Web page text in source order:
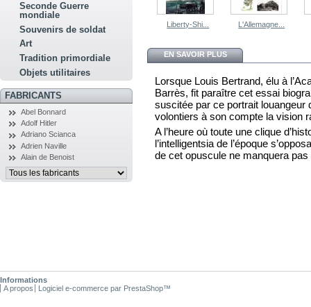
Seconde Guerre
mondiale
Souvenirs de soldat
Art
Tradition primordiale
Objets utilitaires
FABRICANTS
Abel Bonnard
Adolf Hitler
Adriano Scianca
Adrien Naville
Alain de Benoist
Liberty-Shi... L'Allemagne...
EN SAVOIR PLUS
Lorsque Louis Bertrand, élu à
Barrès, fit paraître cet essai
suscitée par ce portrait louangeur
volontiers à son compte la vision
A l’heure où toute une clique
l’intelligentsia de l’époque
de cet opuscule ne manquera pas
Informations
A propos
Logiciel e-commerce par PrestaShop™